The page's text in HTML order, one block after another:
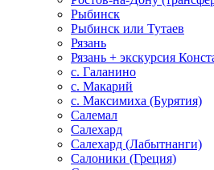
Рыбинск
Рыбинск или Тутаев
Рязань
Рязань + экскурсия
с. Галанино
с. Макарий
с. Максимиха (Бурятия)
Салемал
Салехард
Салехард (Лабытнанги)
Салоники (Греция)